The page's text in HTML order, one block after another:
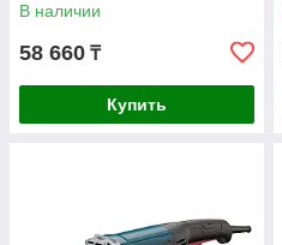
В наличии
58 660 ₸
Купить